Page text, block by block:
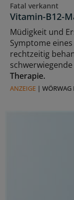
Fatal verkannt
Vitamin-B12-
Müdigkeit und
Symptome
rechtzeitig
schwerwiegende
Therapie.
ANZEIGE |